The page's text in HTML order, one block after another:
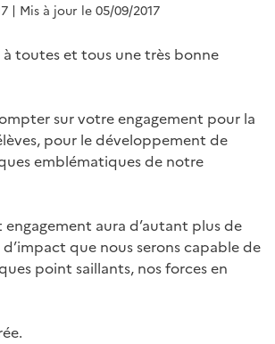
| Mis à jour le 05/09/2017
à toutes et tous une très bonne
sur votre engagement pour la
pour le développement de
emblématiques de notre
engagement aura d’autant plus de
que nous serons capable de
point saillants, nos forces en